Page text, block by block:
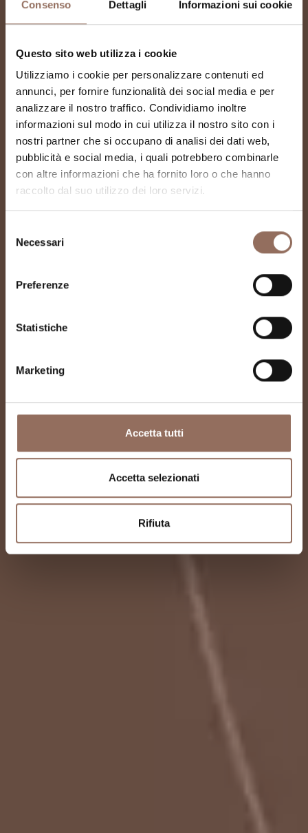
Consenso Dettagli Informazioni sui cookie
Questo sito web utilizza i cookie
Utilizziamo i cookie per personalizzare contenuti ed
annunci, per fornire funzionalità dei social media e per
analizzare il nostro traffico. Condividiamo inoltre
informazioni sul modo in cui utilizza il nostro sito con i
nostri partner che si occupano di analisi dei dati web,
pubblicità e social media, i quali potrebbero combinarle
con altre informazioni che ha fornito loro o che hanno
raccolto dal suo utilizzo dei loro servizi.
delNecessari
Preferenze
Statistiche
Marketing
Accetta tutti
Accetta selezionati
Rifiuta
Torre Ravinale